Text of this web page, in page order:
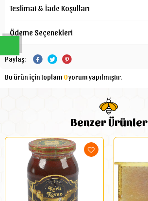
W
h a
t
s
a
p
p
D
e
s t
e
H
a
t
t ı
Teslimat & İade Koşulları
Ödeme Seçenekleri
Paylaş:
Bu ürün için toplam 0yorum yapılmıştır.
Benzer Ürünler